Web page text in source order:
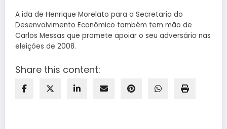
A ida de Henrique Morelato para a Secretaria do
Desenvolvimento Econômico também tem mão de
Carlos Messas que promete apoiar o seu adversário nas
eleições de 2008.
Share this content: